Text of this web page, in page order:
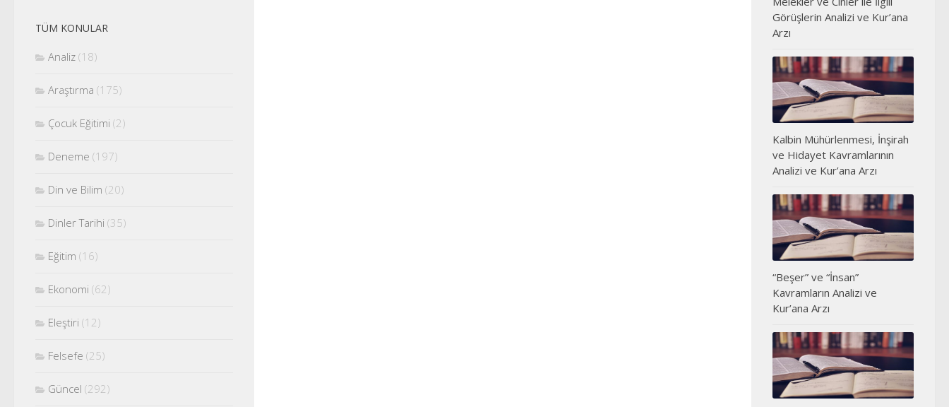
TÜM KONULAR
Analiz (18)
Araştırma (175)
Çocuk Eğitimi (2)
Deneme (197)
Din ve Bilim (20)
Dinler Tarihi (35)
Eğitim (16)
Ekonomi (62)
Eleştiri (12)
Felsefe (25)
Güncel (292)
Görüşlerin Analizi ve Kur’ana
Arzı
Kalbin Mühürlenmesi, İnşirah
ve Hidayet Kavramlarının
Analizi ve Kur’ana Arzı
“Beşer” ve “İnsan”
Kavramların Analizi ve
Kur’ana Arzı